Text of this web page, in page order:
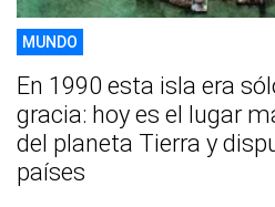
MUNDO
En 1990 esta isla era
gracia: hoy es el lugar
del planeta Tierra y
países